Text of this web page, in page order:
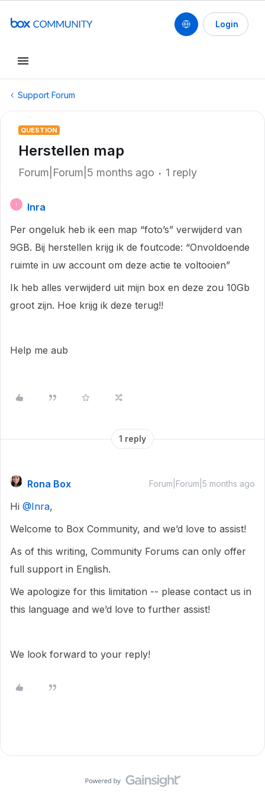
Login
Support Forum
QUESTION
Herstellen map
Forum|Forum|5 months ago 1 reply
Inra
Per ongeluk heb ik een map “foto’s” verwijderd van
9GB. Bij herstellen krijg ik de foutcode: “Onvoldoende
ruimte in uw account om deze actie te voltooien”
Ik heb alles verwijderd uit mijn box en deze zou 10Gb
groot zijn. Hoe krijg ik deze terug!!
Help me aub
1 reply
Rona Box Forum|Forum|5 months ago
Hi ​ @Inra,
Welcome to Box Community, and we’d love to assist!
As of this writing, Community Forums can only offer
full support in English.
We apologize for this limitation -- please contact us in
this language and we’d love to further assist!
We look forward to your reply!